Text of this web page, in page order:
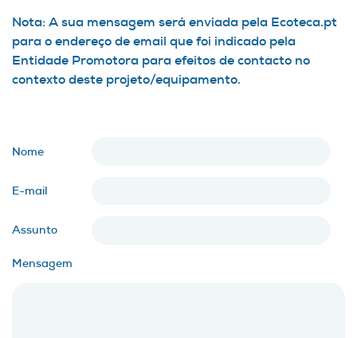
Nota: A sua mensagem será enviada pela Ecoteca.pt
para o endereço de email que foi indicado pela
Entidade Promotora para efeitos de contacto no
contexto deste projeto/equipamento.
Nome
E-mail
Assunto
Mensagem